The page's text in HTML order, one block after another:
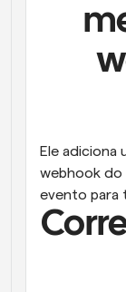
Ele adiciona
webhook do
evento para